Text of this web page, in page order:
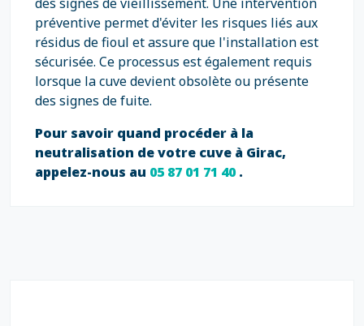
préventive permet d'éviter les risques liés aux
résidus de fioul et assure que l'installation est
sécurisée. Ce processus est également requis
lorsque la cuve devient obsolète ou présente
des signes de fuite.
Pour savoir quand procéder à la
neutralisation de votre cuve à Girac,
appelez-nous au 05 87 01 71 40.